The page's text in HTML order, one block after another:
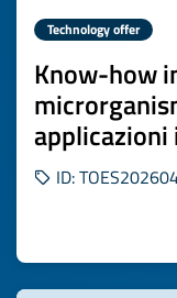
Technology offer
Know-how
ID: